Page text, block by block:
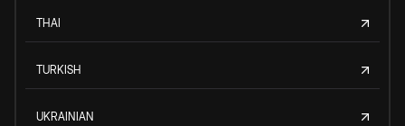
THAI
TURKISH
UKRAINIAN